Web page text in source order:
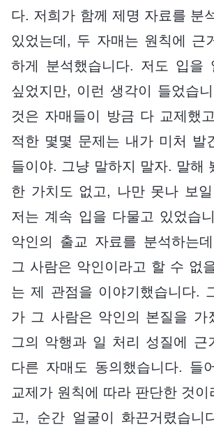
다. 저희가 함께 제명 자료를 분
있었는데, 두 자매는 원칙에 근
하게 분석했습니다. 저도 입을
싶었지만, 이런 생각이 들었습
것은 자매들이 방금 다 교제했
적한 몇몇 문제는 내가 미처 발
들이야. 그냥 말하지 말자. 말해
한 가치도 없고, 나만 못나 보일
저는 계속 입을 다물고 있었습
악인의 출교 자료를 분석하는
그 사람은 악인이라고 할 수 없
는 제 관점을 이야기했습니다.
가 그 사람은 악인의 본질을 가
그의 악행과 일 처리 성질에 근
다른 자매도 동의했습니다. 들
교제가 원칙에 따라 판단한 것이
고, 순간 얼굴이 화끈거렸습니